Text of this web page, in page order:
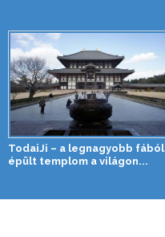
TodaiJi – a legnagyobb fából
épült templom a világon...